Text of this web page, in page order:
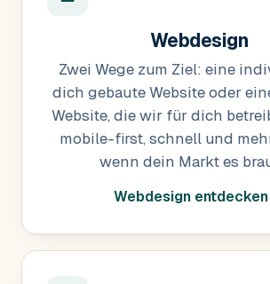
Webdesign
Zwei Wege zum Ziel: eine
dich gebaute Website oder
Website, die wir für dich
mobile-first, schnell und
wenn dein Markt es
Webdesign